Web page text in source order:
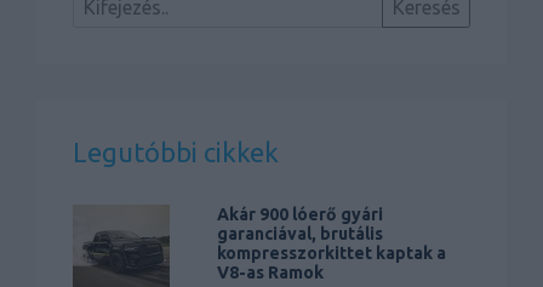
Legutóbbi cikkek
Akár 900 lóerő gyári
garanciával, brutális
kompresszorkittet kaptak a
V8-as Ramok